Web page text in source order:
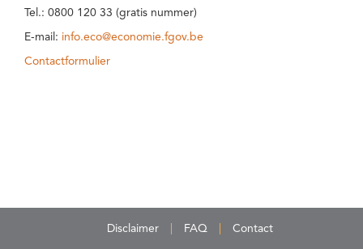
Tel.: 0800 120 33 (gratis nummer)
E-mail: info.eco@economie.fgov.be
Contactformulier
Disclaimer FAQ Contact